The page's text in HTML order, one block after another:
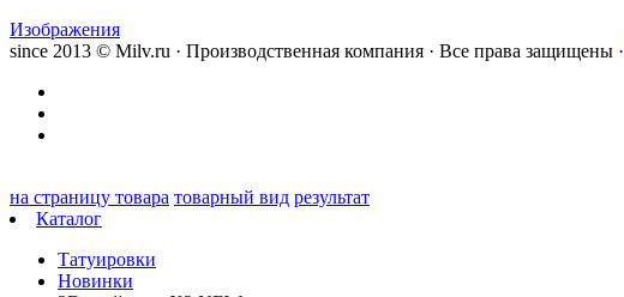
Изображения
since 2013 © Milv.ru · Производственная компания · Все права защищены ·
на страницу товара товарный вид результат
Каталог
Татуировки
Новинки